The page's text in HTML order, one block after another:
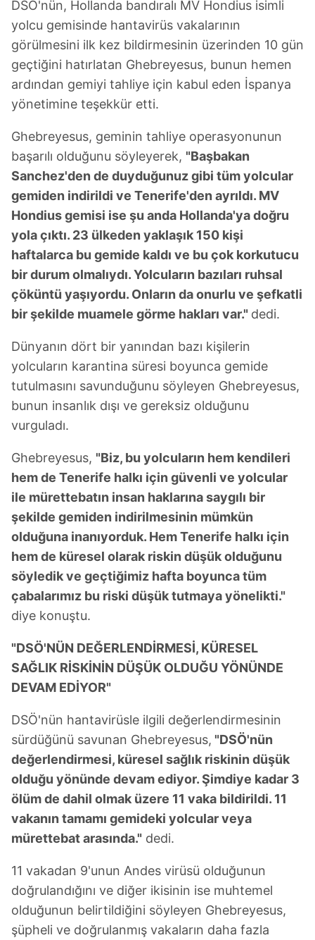
DSÖ'nün, Hollanda bandıralı MV Hondius isimli
yolcu gemisinde hantavirüs vakalarının
görülmesini ilk kez bildirmesinin üzerinden 10 gün
geçtiğini hatırlatan Ghebreyesus, bunun hemen
ardından gemiyi tahliye için kabul eden İspanya
yönetimine teşekkür etti.
Ghebreyesus, geminin tahliye operasyonunun
başarılı olduğunu söyleyerek, "Başbakan
Sanchez'den de duyduğunuz gibi tüm yolcular
gemiden indirildi ve Tenerife'den ayrıldı. MV
Hondius gemisi ise şu anda Hollanda'ya doğru
yola çıktı. 23 ülkeden yaklaşık 150 kişi
haftalarca bu gemide kaldı ve bu çok korkutucu
bir durum olmalıydı. Yolcuların bazıları ruhsal
çöküntü yaşıyordu. Onların da onurlu ve şefkatli
bir şekilde muamele görme hakları var." dedi.
Dünyanın dört bir yanından bazı kişilerin
yolcuların karantina süresi boyunca gemide
tutulmasını savunduğunu söyleyen Ghebreyesus,
bunun insanlık dışı ve gereksiz olduğunu
vurguladı.
Ghebreyesus, "Biz, bu yolcuların hem kendileri
hem de Tenerife halkı için güvenli ve yolcular
ile mürettebatın insan haklarına saygılı bir
şekilde gemiden indirilmesinin mümkün
olduğuna inanıyorduk. Hem Tenerife halkı için
hem de küresel olarak riskin düşük olduğunu
söyledik ve geçtiğimiz hafta boyunca tüm
çabalarımız bu riski düşük tutmaya yönelikti."
diye konuştu.
"DSÖ'NÜN DEĞERLENDİRMESİ, KÜRESEL
SAĞLIK RİSKİNİN DÜŞÜK OLDUĞU YÖNÜNDE
DEVAM EDİYOR"
DSÖ'nün hantavirüsle ilgili değerlendirmesinin
sürdüğünü savunan Ghebreyesus, "DSÖ'nün
değerlendirmesi, küresel sağlık riskinin düşük
olduğu yönünde devam ediyor. Şimdiye kadar 3
ölüm de dahil olmak üzere 11 vaka bildirildi. 11
vakanın tamamı gemideki yolcular veya
mürettebat arasında." dedi.
11 vakadan 9'unun Andes virüsü olduğunun
doğrulandığını ve diğer ikisinin ise muhtemel
olduğunun belirtildiğini söyleyen Ghebreyesus,
şüpheli ve doğrulanmış vakaların daha fazla